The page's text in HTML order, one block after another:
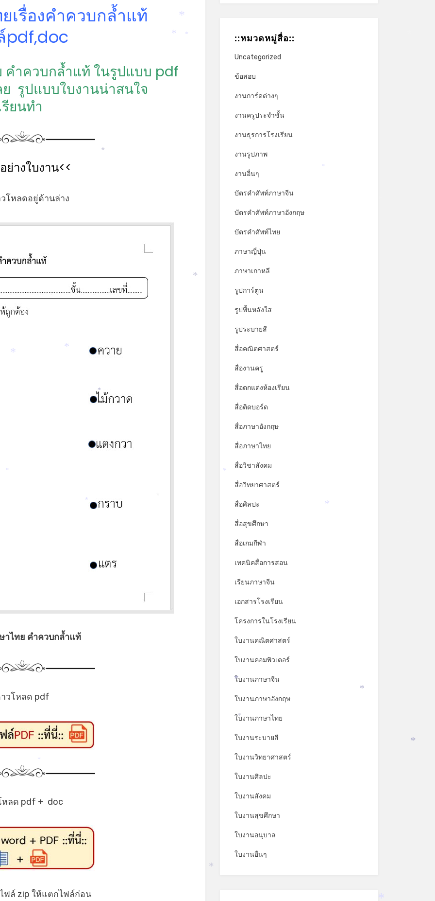
เรื่องคำควบกล้ำแท้
pdf,doc
คำควบกล้ำแท้ ในรูปแบบ pdf
รูปแบบใบงานน่าสนใจ
ยนทำ
ย่างใบงาน<<
โหลดอยู่ด้านล่าง
าไทย คำควบกล้ำแท้
วโหลด pdf
หลด pdf + doc
ฟล์ zip ให้แตกไฟล์ก่อน
::หมวดหมู่สื่อ::
Uncategorized
ข้อสอบ
งานการ์ดต่างๆ
งานครูประจำชั้น
งานธุรการโรงเรียน
งานรูปภาพ
งานอื่นๆ
บัตรคำศัพท์ภาษาจีน
บัตรคำศัพท์ภาษาอังกฤษ
บัตรคำศัพท์ไทย
ภาษาญี่ปุ่น
ภาษาเกาหลี
รูปการ์ตูน
รูปพื้นหลังใส
รูประบายสี
สื่อคณิตศาสตร์
สื่องานครู
สื่อตกแต่งห้องเรียน
สื่อติดบอร์ด
สื่อภาษาอังกฤษ
สื่อภาษาไทย
สื่อวิชาสังคม
สื่อวิทยาศาสตร์
สื่อศิลปะ
สื่อสุขศึกษา
สื่อเกมกีฬา
เทคนิคสื่อการสอน
เรียนภาษาจีน
เอกสารโรงเรียน
โครงการในโรงเรียน
ใบงานคณิตศาสตร์
ใบงานคอมพิวเตอร์
ใบงานภาษาจีน
ใบงานภาษาอังกฤษ
ใบงานภาษาไทย
ใบงานระบายสี
ใบงานวิทยาศาสตร์
ใบงานศิลปะ
ใบงานสังคม
ใบงานสุขศึกษา
ใบงานอนุบาล
ใบงานอื่นๆ
*
*
*
*